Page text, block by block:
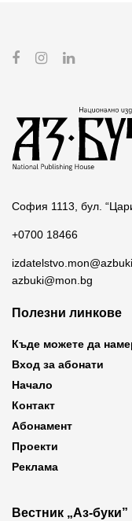
София 1113, бул.
+0700 18466
azbuki@mon.bg
Полезни линкове
Къде можете да
Вход за абонати
Начало
Контакт
Абонамент
Проекти
Реклама
Вестник „Аз-буки”